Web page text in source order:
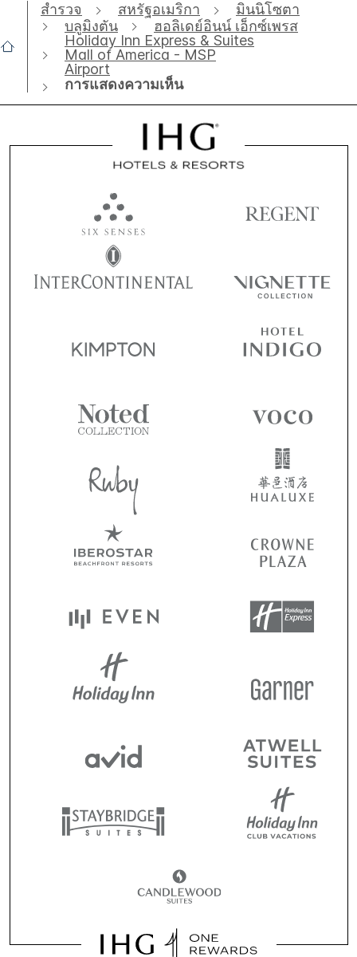
สำรวจ สหรัฐอเมริกา
มินนิโซตา
บลูมิงตัน
ฮอลิเดย์อินน์ เอ็กซ์เพรส
Holiday Inn Express & Suites
Mall of America - MSP
Airport
การแสดงความเห็น